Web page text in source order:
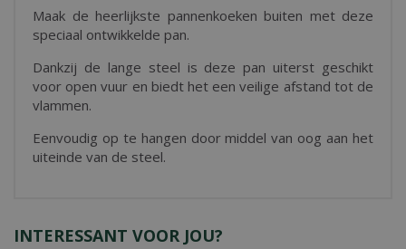
Maak de heerlijkste pannenkoeken buiten met deze
speciaal ontwikkelde pan.
Dankzij de lange steel is deze pan uiterst geschikt
voor open vuur en biedt het een veilige afstand tot de
vlammen.
Eenvoudig op te hangen door middel van oog aan het
uiteinde van de steel.
INTERESSANT VOOR JOU?